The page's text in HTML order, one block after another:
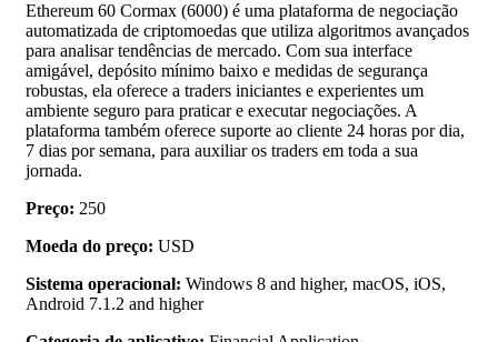
Ethereum 60 Cormax (6000) é uma plataforma de negociação
automatizada de criptomoedas que utiliza algoritmos avançados
para analisar tendências de mercado. Com sua interface
amigável, depósito mínimo baixo e medidas de segurança
robustas, ela oferece a traders iniciantes e experientes um
ambiente seguro para praticar e executar negociações. A
plataforma também oferece suporte ao cliente 24 horas por dia,
7 dias por semana, para auxiliar os traders em toda a sua
jornada.
Preço: 250
Moeda do preço: USD
Sistema operacional: Windows 8 and higher, macOS, iOS,
Android 7.1.2 and higher